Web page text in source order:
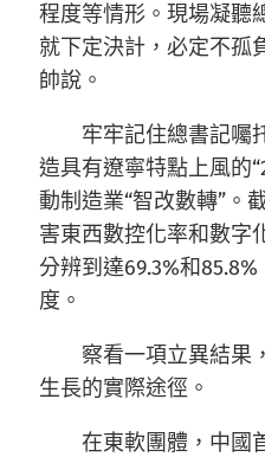
程度等情形。現場凝聽
就下定決計，必定不孤
帥說。
牢牢記住總書記囑
造具有遼寧特點上風的
動制造業“智改數轉”。
害東西數控化率和數字
分辨到達69.3%和
度。
察看一項立異結果
生長的實際途徑。
在東軟團體，中國